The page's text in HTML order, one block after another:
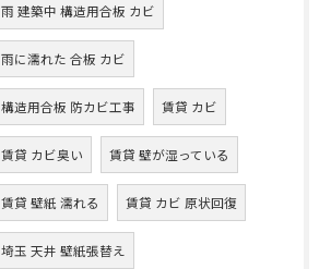
雨 建築中 構造用合板 カビ
雨に濡れた 合板 カビ
構造用合板 防カビ工事 賃貸 カビ
賃貸 カビ臭い 賃貸 壁が湿っている
賃貸 壁紙 濡れる 賃貸 カビ 原状回復
埼玉 天井 壁紙張替え